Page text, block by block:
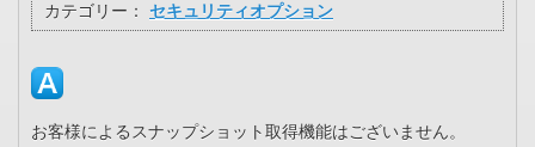
カテゴリー： セキュリティオプション
お客様によるスナップショット取得機能はございません。